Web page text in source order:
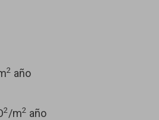
2 año
2/m2 año